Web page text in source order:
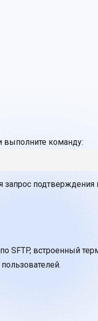
выполните команду:
запрос подтверждения
SFTP, встроенный